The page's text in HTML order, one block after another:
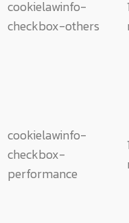
cookielawinfo-
checkbox-others
cookielawinfo-
checkbox-
performance